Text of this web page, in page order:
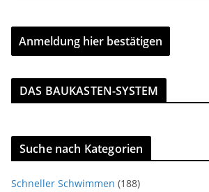
DAS BAUKASTEN-SYSTEM
Suche nach Kategorien
Schneller Schwimmen (188)